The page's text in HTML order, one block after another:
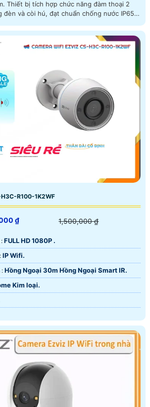
2
đèn và còi hú, đạt chuẩn chống nước IP65,
là camera đa năng kết hợp cảnh báo
báo qua phần mềm trên điện thoại
R100-1K2WF
₫ 1,500,000 ₫
FULL HD 1080P .
👍 Camera Công nghệ : IP Wifi.
🔴 Xem Được Ban Đêm : Hồng Ngoại 30m Hồng Ngoại Smart IR.
Kim loại.